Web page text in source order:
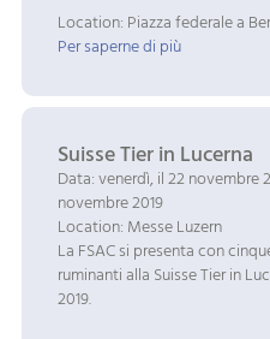
Location: Piazza federale a
Per saperne di più
Suisse Tier in Lucerna
Data: venerdì, il 22 novembre
novembre 2019
Location: Messe Luzern
La FSAC si presenta con
ruminanti alla Suisse Tier in
2019.